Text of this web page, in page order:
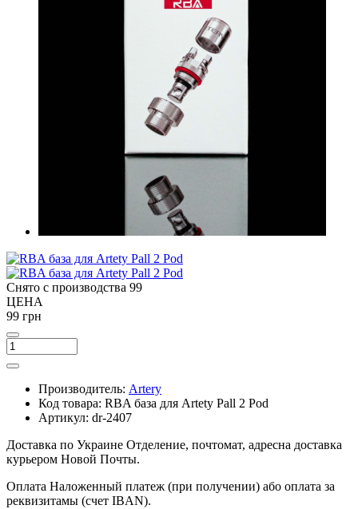
Снято с производства 99
ЦЕНА
99 грн
Производитель: Artery
Код товара: RBA база для Artety Pall 2 Pod
Артикул: dr-2407
Доставка по Украине Отделение, почтомат, адресна доставка
курьером Новой Почты.
Оплата Наложенный платеж (при получении) або оплата за
реквизитамы (счет IBAN).